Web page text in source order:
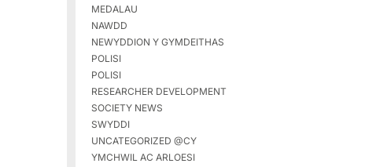
MEDALAU
NAWDD
NEWYDDION Y GYMDEITHAS
POLISI
POLISI
RESEARCHER DEVELOPMENT
SOCIETY NEWS
SWYDDI
UNCATEGORIZED @CY
YMCHWIL AC ARLOESI